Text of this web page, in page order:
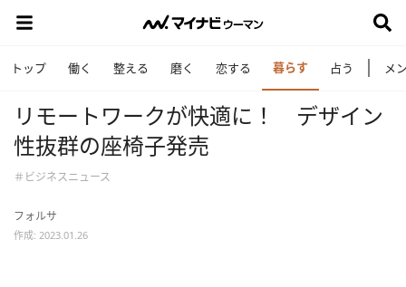
トップ 働く 整える 磨く 恋する 暮らす 占う メ
リモートワークが快適に！ デザイン
性抜群の座椅子発売
＃ビジネスニュース
フォルサ
作成: 2023.01.26